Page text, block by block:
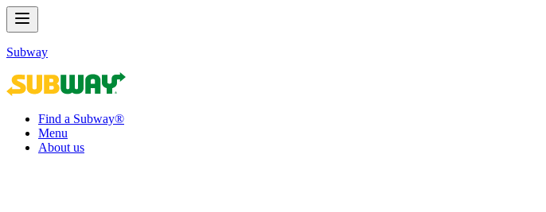
Subway
Find a Subway®
Menu
About us